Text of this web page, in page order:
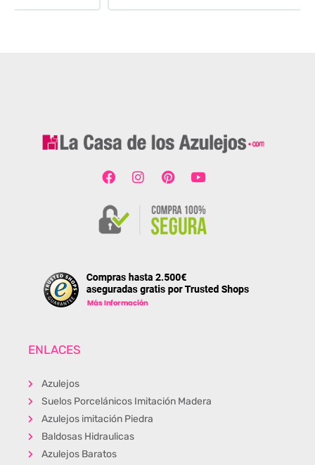
ENLACES
Azulejos
Suelos Porcelánicos Imitación Madera
Azulejos imitación Piedra
Baldosas Hidraulicas
Azulejos Baratos